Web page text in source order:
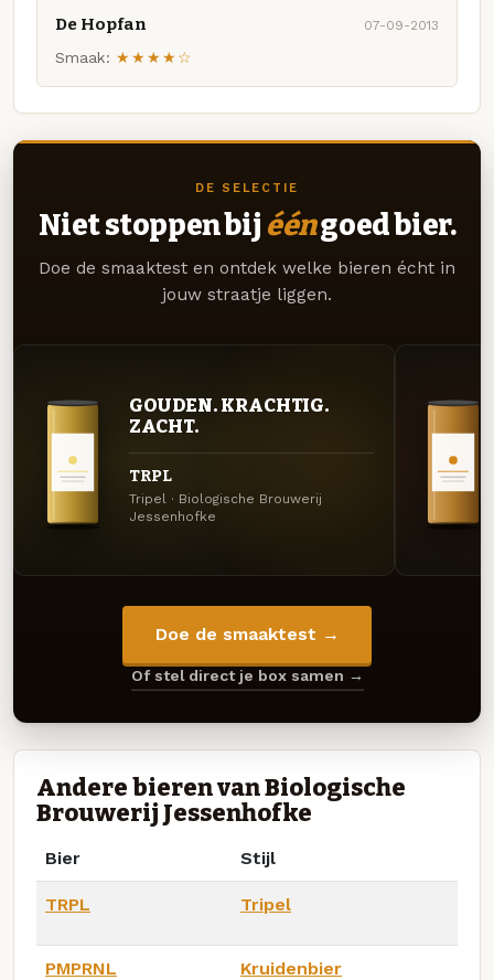
De Hopfan 07-09-2013
Smaak: ★★★★☆
DE SELECTIE
Niet stoppen bij ééngoed bier.
Doe de smaaktest en ontdek welke bieren écht in
jouw straatje liggen.
GOUDEN. KRACHTIG.
ZACHT.
TRPL
Tripel · Biologische Brouwerij
Jessenhofke
Doe de smaaktest →
Of stel direct je box samen →
Andere bieren van Biologische
Brouwerij Jessenhofke
Bier Stijl
TRPL Tripel
PMPRNL Kruidenbier